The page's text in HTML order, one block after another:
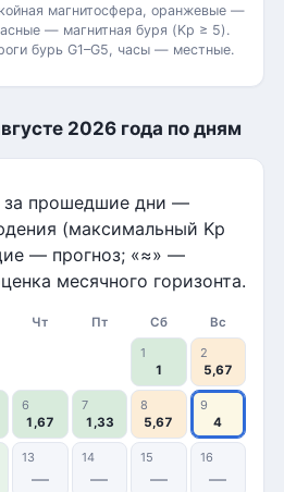
магнитосфера, оранжевые —
— магнитная буря (Kp ≥ 5).
бурь G1–G5, часы — местные.
2026 года по дням
за прошедшие дни —
(максимальный Kp
— прогноз; «≈» —
месячного горизонта.
Чт Пт Сб
Вс
1
1
2
5,67
6
1,67
7
1,33
8
5,67
9
4
13
—
14
—
15
—
16
—